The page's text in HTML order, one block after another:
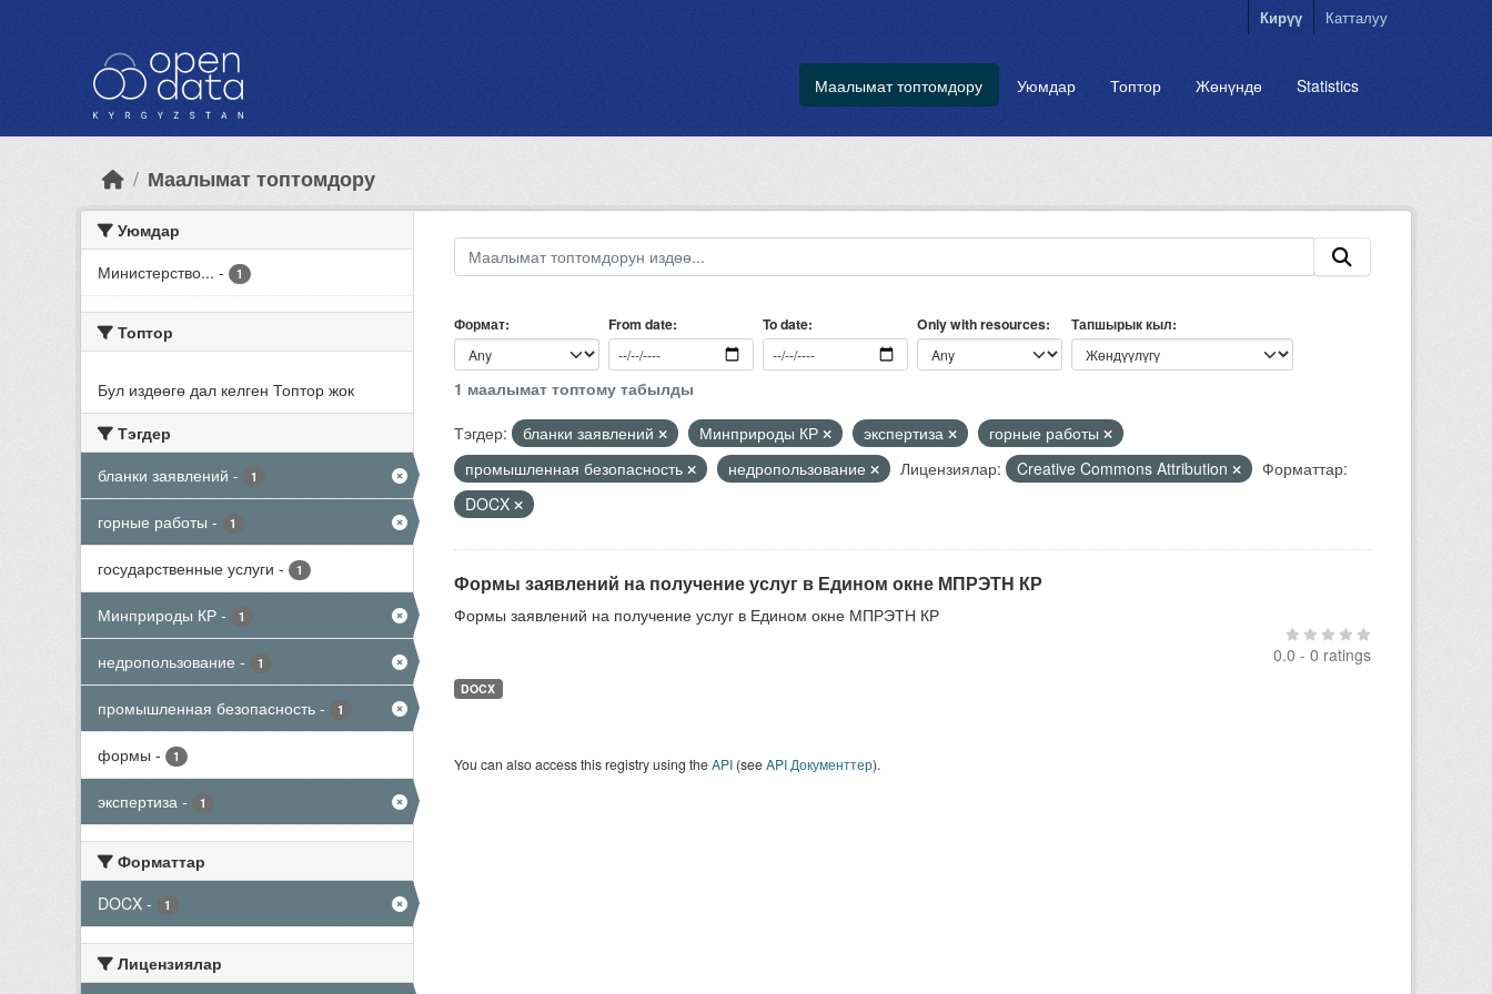
Кирүү Катталуу
Маалымат топтомдору Уюмдар Топтор Жөнүндө Statistics
Маалымат топтомдору
Уюмдар
Министерство... - 1
Топтор
Бул издөөгө дал келген Топтор жок
Тэгдер
бланки заявлений - 1
горные работы - 1
государственные услуги - 1
Минприроды КР - 1
недропользование - 1
промышленная безопасность - 1
формы - 1
экспертиза - 1
Форматтар
DOCX - 1
Лицензиялар
Формат From date To date Only with resources Тапшырык кыл
1 маалымат топтому табылды
Тэгдер:
бланки заявлений Минприроды КР экспертиза
горные работы
промышленная безопасность
недропользование Лицензиялар: Creative Commons Attribution
Форматтар:
DOCX
Формы заявлений на получение услуг в Едином окне МПРЭТН КР
Формы заявлений на получение услуг в Едином окне МПРЭТН КР
0.0 - 0 ratings
DOCX
You can also access this registry using theAPI(seeAPI Документтер).